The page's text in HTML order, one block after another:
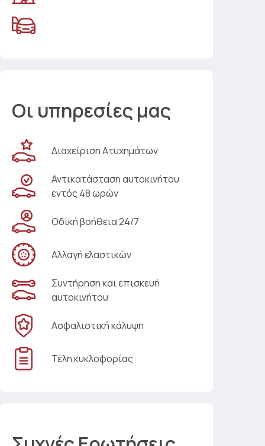
Οι υπηρεσίες μας
Διαχείριση Ατυχημάτων
Αντικατάσταση αυτοκινήτου
εντός 48 ωρών
Οδική βοήθεια 24/7
Αλλαγή ελαστικών
Συντήρηση και επισκευή
αυτοκινήτου
Ασφαλιστική κάλυψη
Τέλη κυκλοφορίας